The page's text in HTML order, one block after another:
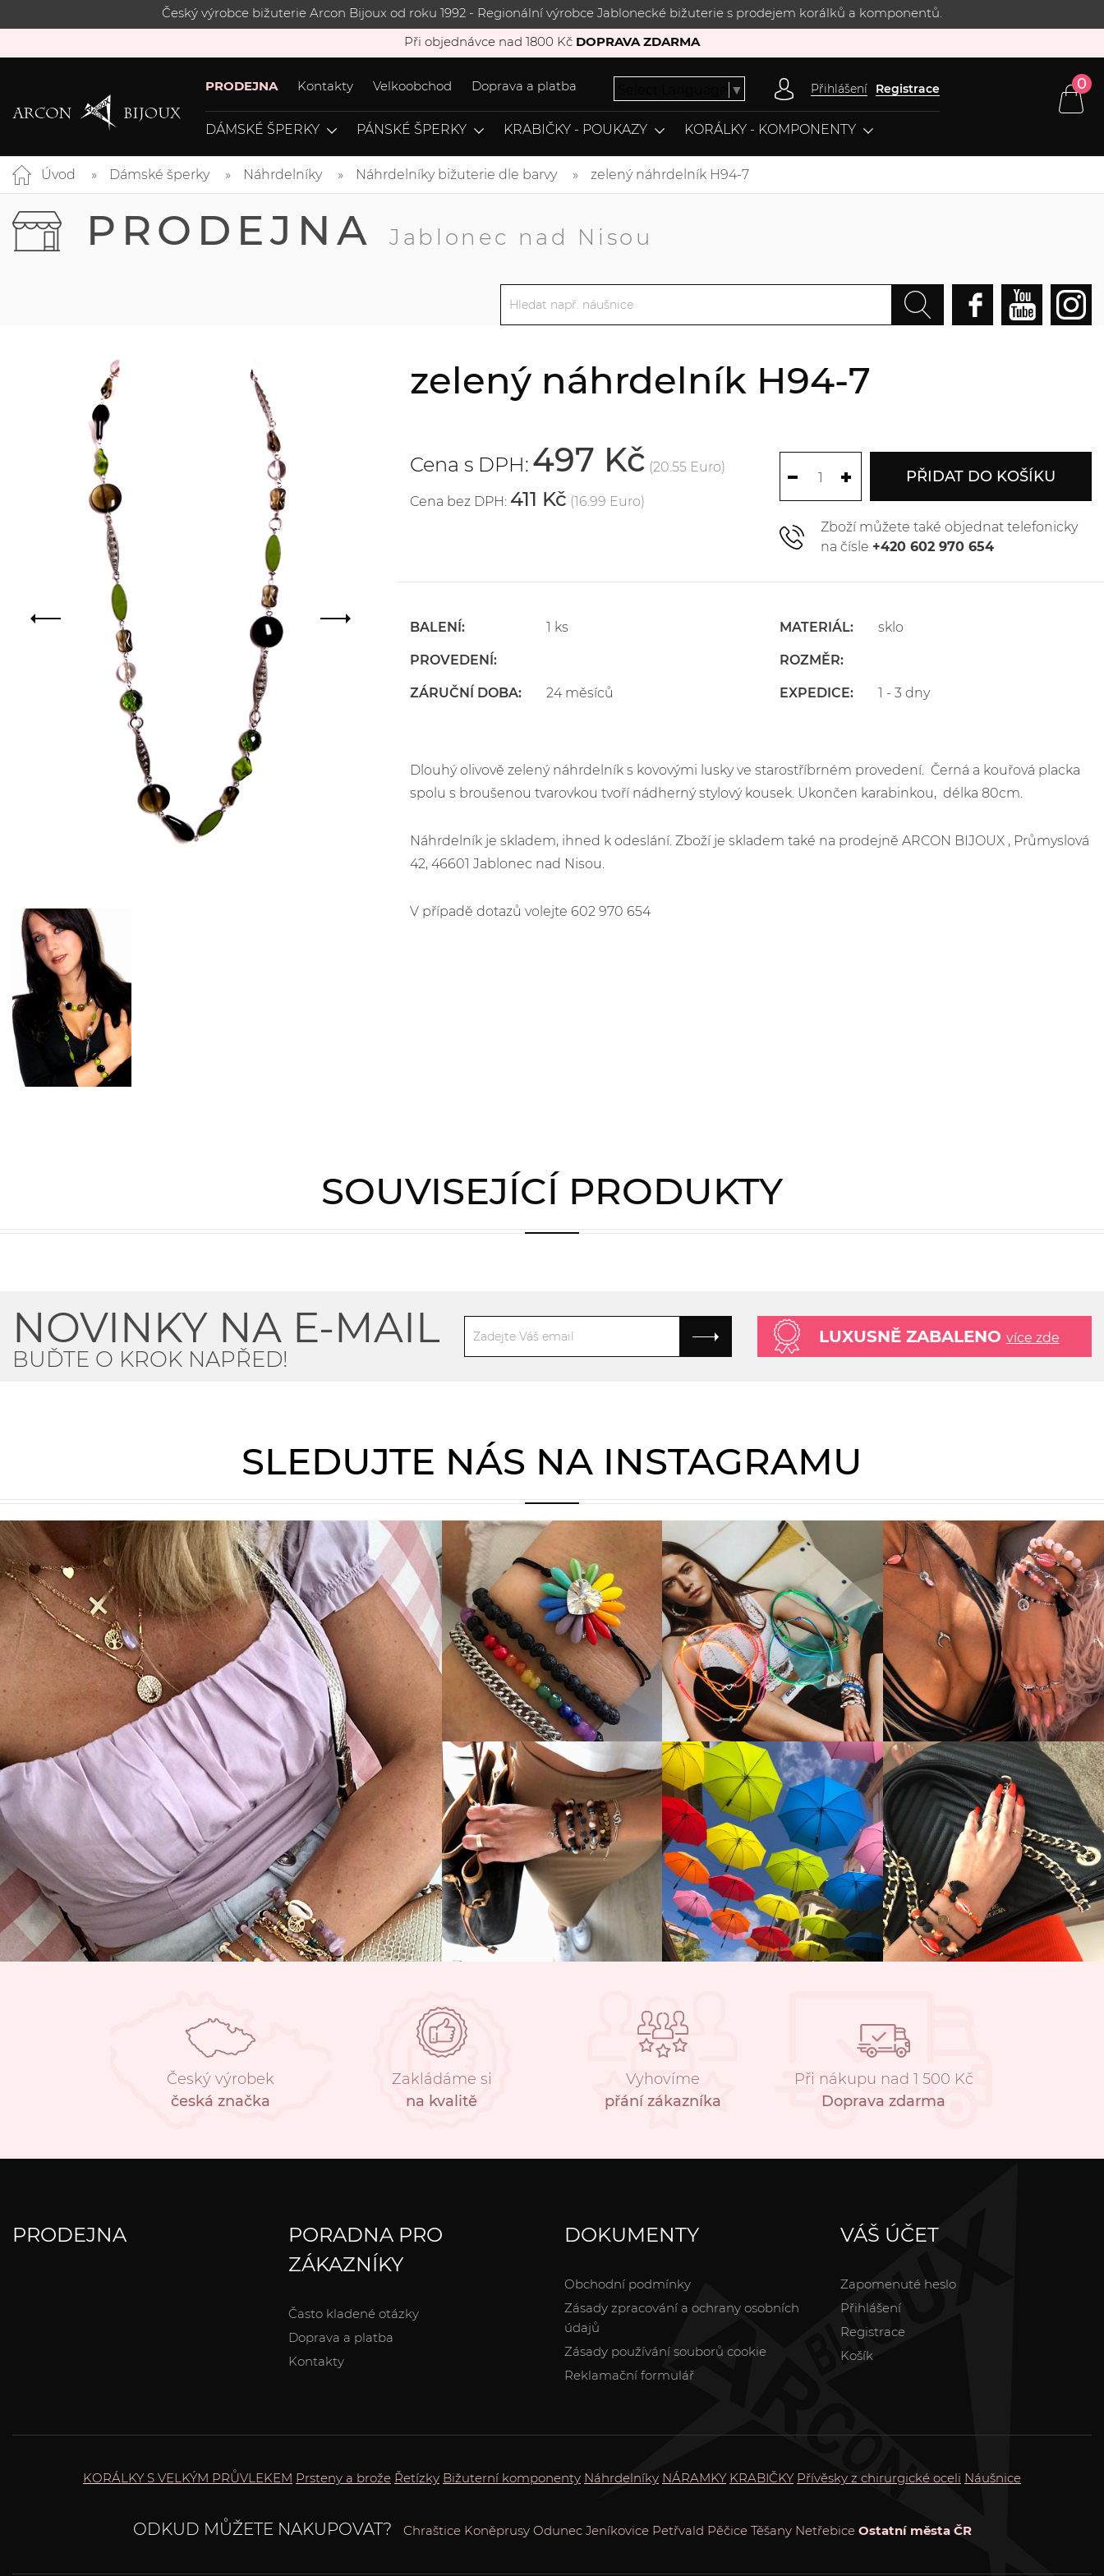
Český výrobce bižuterie Arcon Bijoux od roku 1992 - Regionální výrobce Jablonecké bižuterie s prodejem korálků a komponentů.
Při objednávce nad 1800 Kč DOPRAVA ZDARMA
PRODEJNA Kontakty Velkoobchod Doprava a platba ▼ Přihlášení Registrace 0
DÁMSKÉ ŠPERKY PÁNSKÉ ŠPERKY KRABIČKY - POUKAZY KORÁLKY - KOMPONENTY
Úvod Dámské šperky Náhrdelníky Náhrdelníky bižuterie dle barvy zelený náhrdelník H94-7
PRODEJNA Jablonec nad Nisou
zelený náhrdelník H94-7
Cena s DPH: 497 Kč (20.55 Euro)
Cena bez DPH: 411 Kč (16.99 Euro)
PŘIDAT DO KOŠÍKU
Zboží můžete také objednat telefonicky
na čísle +420 602 970 654
BALENÍ: 1 ks
PROVEDENÍ:
ZÁRUČNÍ DOBA: 24 měsíců
MATERIÁL: sklo
ROZMĚR:
EXPEDICE: 1 - 3 dny
Dlouhý olivově zelený náhrdelník s kovovými lusky ve starostříbrném provedení. Černá a kouřová placka
spolu s broušenou tvarovkou tvoří nádherný stylový kousek. Ukončen karabinkou, délka 80cm.
Náhrdelník je skladem, ihned k odeslání. Zboží je skladem také na prodejně ARCON BIJOUX , Průmyslová
42, 46601 Jablonec nad Nisou.
V případě dotazů volejte 602 970 654
SOUVISEJÍCÍ PRODUKTY
NOVINKY NA E-MAIL
BUĎTE O KROK NAPŘED!
LUXUSNĚ ZABALENO více zde
SLEDUJTE NÁS NA INSTAGRAMU
Český výrobek
česká značka
Zakládáme si
na kvalitě
Vyhovíme
přání zákazníka
Při nákupu nad 1 500 Kč
Doprava zdarma
PRODEJNA
PORADNA PRO
ZÁKAZNÍKY
Často kladené otázky
Doprava a platba
Kontakty
DOKUMENTY
Obchodní podmínky
Zásady zpracování a ochrany osobních
údajů
Zásady používání souborů cookie
Reklamační formulář
VÁŠ ÚČET
Zapomenuté heslo
Přihlášení
Registrace
Košík
KORÁLKY S VELKÝM PRŮVLEKEM Prsteny a brože Řetízky Bižuterní komponenty Náhrdelníky NÁRAMKY KRABIČKY Přívěsky z chirurgické oceli Náušnice
ODKUD MŮŽETE NAKUPOVAT? Chraštice Koněprusy Odunec Jeníkovice Petřvald Pěčice Těšany Netřebice Ostatní města ČR